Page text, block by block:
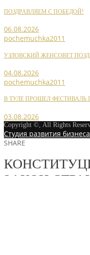
ПОЗДРАВЛЯЕМ С ПОБЕДОЙ!
06.08.2026
pochemuchka2011
УЗЛОВСКИЙ ЖЕНСОВЕТ
04.08.2026
pochemuchka2011
В ТУЛЕ ПРОШЕЛ ФЕСТИВАЛЬ
03.08.2026
Copyright ©, All Rights
Студия развития бизнеса
SHARE
ЗАКОН